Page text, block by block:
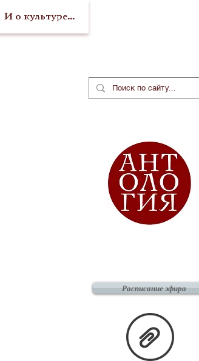
И о культуре...
Расписание эфира